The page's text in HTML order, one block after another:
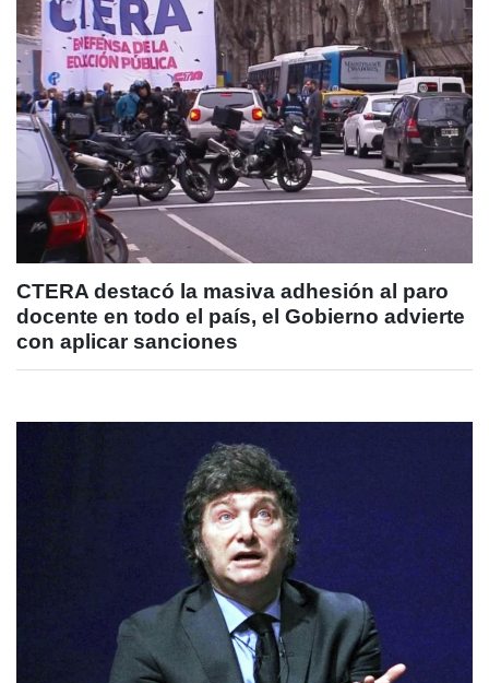
CTERA destacó la masiva adhesión al paro
docente en todo el país, el Gobierno advierte
con aplicar sanciones